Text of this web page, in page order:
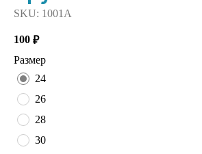
SKU: 1001А
100 ₽
Размер
24
26
28
30